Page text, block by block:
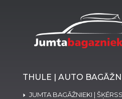
THULE | AUTO
JUMTA BAGĀŽNIEKI |